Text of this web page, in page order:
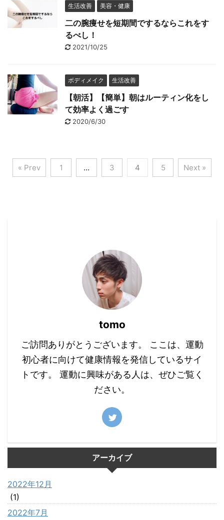
生活改善 美容・健康
二の腕痩せを短期間でするならこれをす
るべし！
2021/10/25
ボディメイク 生活改善
【朝活】【簡単】朝はルーティン化をし
て効率よく過ごす
2020/6/30
« Prev 1 … 3 4 5 Next »
tomo
ご訪問ありがとうございます。 ここは、運動
初心者に向けて健康情報を発信しているサイ
トです。 運動に興味がある人は、ぜひご覧く
ださい。
アーカイブ
2022年12月
(1)
2022年7月